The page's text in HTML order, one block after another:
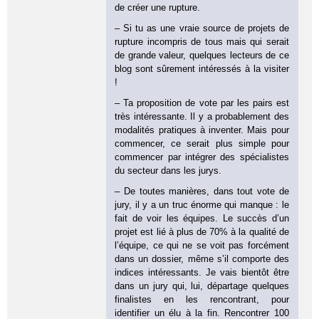
de créer une rupture.
– Si tu as une vraie source de projets de
rupture incompris de tous mais qui serait
de grande valeur, quelques lecteurs de ce
blog sont sûrement intéressés à la visiter
!
– Ta proposition de vote par les pairs est
très intéressante. Il y a probablement des
modalités pratiques à inventer. Mais pour
commencer, ce serait plus simple pour
commencer par intégrer des spécialistes
du secteur dans les jurys.
– De toutes manières, dans tout vote de
jury, il y a un truc énorme qui manque : le
fait de voir les équipes. Le succès d’un
projet est lié à plus de 70% à la qualité de
l’équipe, ce qui ne se voit pas forcément
dans un dossier, même s’il comporte des
indices intéressants. Je vais bientôt être
dans un jury qui, lui, départage quelques
finalistes en les rencontrant, pour
identifier un élu à la fin. Rencontrer 100